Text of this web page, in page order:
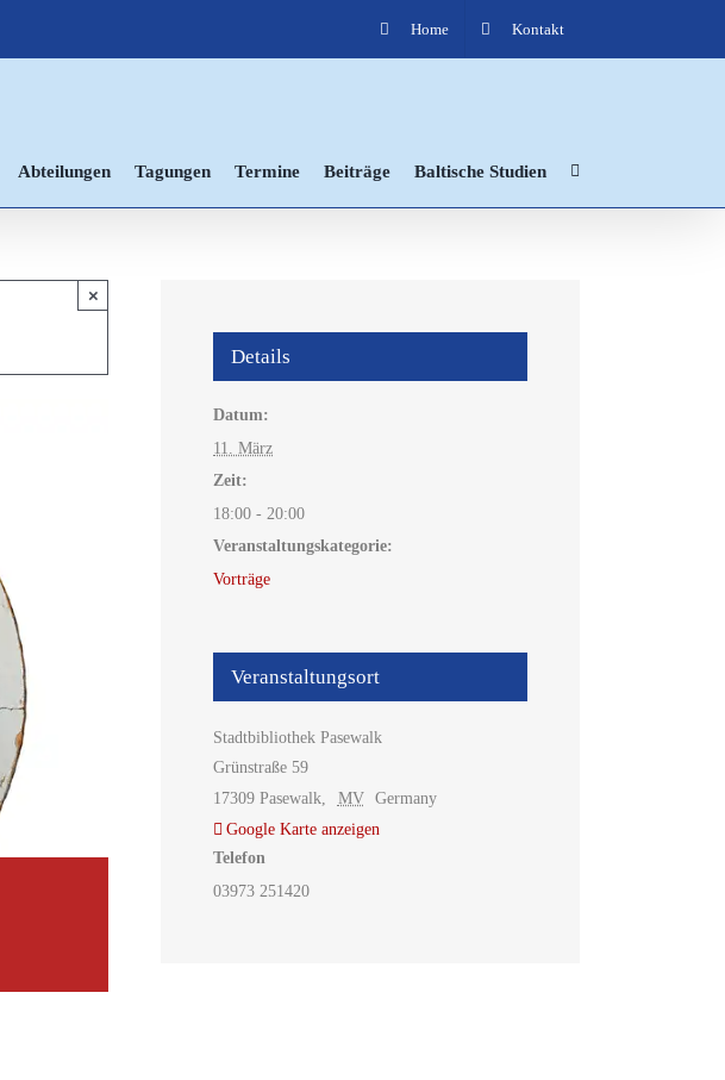
Home Kontakt
Abteilungen Tagungen Termine Beiträge Baltische Studien
×
Details
Datum:
11. März
Zeit:
18:00 - 20:00
Veranstaltungskategorie:
Vorträge
Veranstaltungsort
Stadtbibliothek Pasewalk
Grünstraße 59
17309 Pasewalk, MV
Germany
Google Karte anzeigen
Telefon
03973 251420